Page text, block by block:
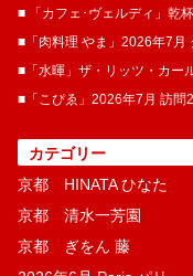
■ 「カフェ･ヴェルディ」乾
■「肉料理 やま」2026年7月
■「水暉」ザ・リッツ・カー
■「こぴゑ」2026年7月 訪問
カテゴリー
京都 HINATA ひなた
京都 清水一芳園
京都 ぎをん 藤